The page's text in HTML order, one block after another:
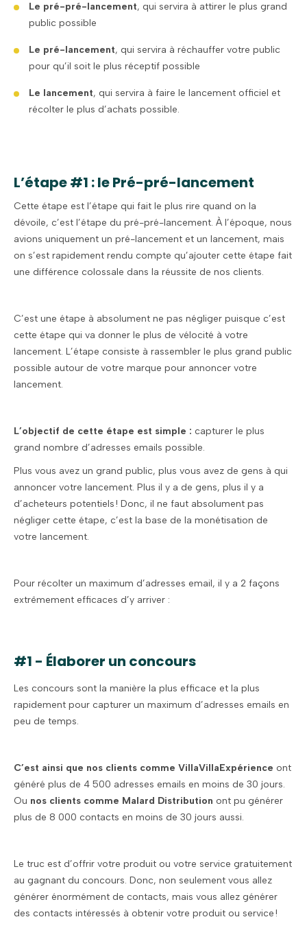
Le pré-pré-lancement, qui servira à attirer le plus grand
public possible
Le pré-lancement, qui servira à réchauffer votre public
pour qu’il soit le plus réceptif possible
Le lancement, qui servira à faire le lancement officiel et
récolter le plus d’achats possible.
L’étape #1 : le Pré-pré-lancement
Cette étape est l’étape qui fait le plus rire quand on la
dévoile, c’est l’étape du pré-pré-lancement. À l’époque, nous
avions uniquement un pré-lancement et un lancement, mais
on s’est rapidement rendu compte qu’ajouter cette étape fait
une différence colossale dans la réussite de nos clients.
C’est une étape à absolument ne pas négliger puisque c’est
cette étape qui va donner le plus de vélocité à votre
lancement. L’étape consiste à rassembler le plus grand public
possible autour de votre marque pour annoncer votre
lancement.
L’objectif de cette étape est simple : capturer le plus
grand nombre d’adresses emails possible.
Plus vous avez un grand public, plus vous avez de gens à qui
annoncer votre lancement. Plus il y a de gens, plus il y a
d’acheteurs potentiels ! Donc, il ne faut absolument pas
négliger cette étape, c’est la base de la monétisation de
votre lancement.
Pour récolter un maximum d’adresses email, il y a 2 façons
extrêmement efficaces d’y arriver :
#1 - Élaborer un concours
Les concours sont la manière la plus efficace et la plus
rapidement pour capturer un maximum d’adresses emails en
peu de temps.
C’est ainsi que nos clients comme VillaVillaExpérience ont
généré plus de 4 500 adresses emails en moins de 30 jours.
Ou nos clients comme Malard Distribution ont pu générer
plus de 8 000 contacts en moins de 30 jours aussi.
Le truc est d’offrir votre produit ou votre service gratuitement
au gagnant du concours. Donc, non seulement vous allez
générer énormément de contacts, mais vous allez générer
des contacts intéressés à obtenir votre produit ou service !